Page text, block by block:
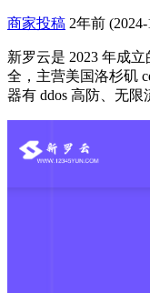
商家投稿 2年前 (2024-
新罗云是 2023 年成
全，主营美国洛杉矶
器有 ddos 高防、无限